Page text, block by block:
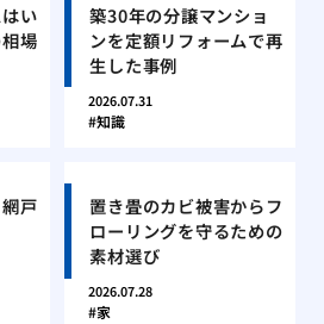
い
場
築30年の分譲マンショ
ンを定額リフォームで再
生した事例
2026.07.31
知識
戸
置き畳のカビ被害からフ
ローリングを守るための
素材選び
2026.07.28
家